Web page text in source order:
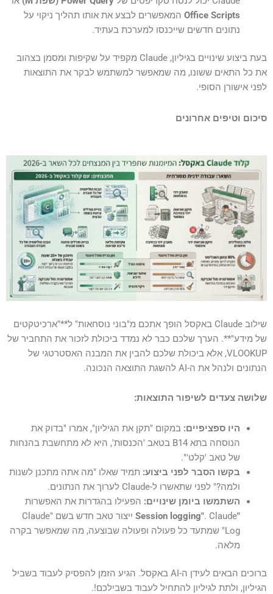
Office Scriptsהמאפשרים לבצע את אותו תהליך ניקוי על
נתונים חדשים שייכנסו למערכת בעתיד.
בעת ביצוע שינויים בגיליון, Claude מקפיד על שקיפות ומסמן בצהוב
את כל התאים ששונו, מה שמאפשר למשתמש לבקר את התוצאות
לפני אישורן הסופי.
סיכום וטיפים אחרונים
שילוב Claude באקסל הופך אתכם מ"בוני נוסחאות" ל**"ארכיטקטים
של מידע"**. הערך שלכם כבר לא נמדד ביכולת לזכור את התחביר של
VLOOKUP, אלא ביכולת שלכם להבין את המבנה האסטרטגי של
הנתונים ולנהל את ה-AI להשגת התוצאה הנכונה.
שלושה צעדים לשיפור התוצאות:
היו ספציפיים: במקום "תקן את הגיליון", אמרו "בדוק את
הנוסחה בתא B14 בטאב 'הכנסות', היא לא מתחשבת בהנחות
של טאב 'קלט'".
בקשו הסבר לפני ביצוע: תמיד שאלו "מה אתה מתכנן לשנות
ולמה?" לפני שתאשרו ל-Claude לערוך את הנתונים.
השתמשו ביומן שינויים: הפעילו בהגדרות את האפשרות
"Session logging"
. Claude ייצור טאב חדש בשם "Claude
Log" שמתעד כל פעולה ופעולה שבוצעה, מה שמאפשר בקרה
מלאה.
ברוכים הבאים לעידן ה-AI באקסל. הגיע הזמן להפסיק לעבוד בשביל
הגיליון, ולתת לגיליון להתחיל לעבוד בשבילכם!.